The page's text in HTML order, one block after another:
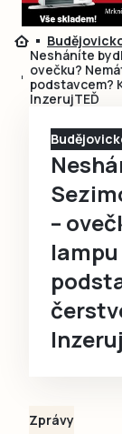
Ještě
Nesháníte
ovečku?
podstavcem?
InzerujTEĎ
–
Zprávy